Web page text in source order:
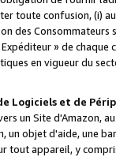
toute confusion, (i)
des
» de
en vigueur du
Logiciels et de
un Site d'Amazon,
un objet d'aide, une
tout appareil, y